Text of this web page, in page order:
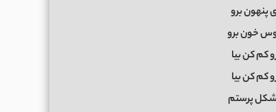
پنهون برو
خون برو
کم کن بیا
کم کن بیا
پرستم